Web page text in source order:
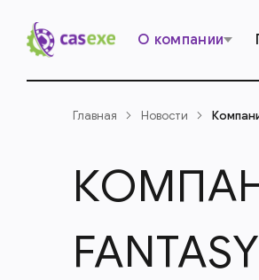
О компании
Главная Новости